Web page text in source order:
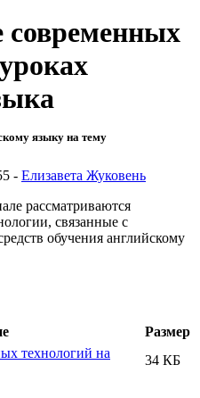
современных
языку на тему
- Елизавета Жуковень
рассматриваются
связанные с
обучения английскому
Размер
технологий на
34 КБ